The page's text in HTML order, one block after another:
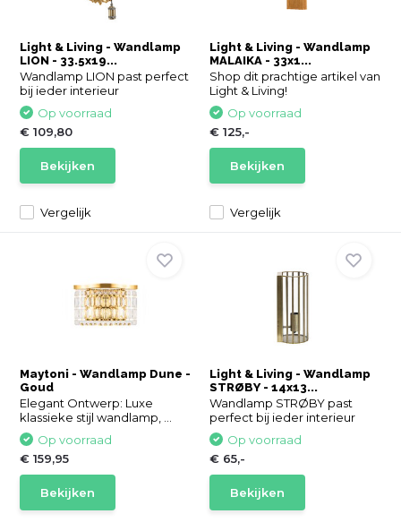
Light & Living - Wandlamp
LION - 33.5x19...
Wandlamp LION past perfect
bij ieder interieur
Vergelijk
Op voorraad
€ 109,80
Bekijken
Light & Living - Wandlamp
MALAIKA - 33x1...
Shop dit prachtige artikel van
Light & Living!
Vergelijk
Op voorraad
€ 125,-
Bekijken
Maytoni - Wandlamp Dune -
Goud
Elegant Ontwerp: Luxe
klassieke stijl wandlamp, ...
Op voorraad
€ 159,95
Bekijken
Light & Living - Wandlamp
STRØBY - 14x13...
Wandlamp STRØBY past
perfect bij ieder interieur
Op voorraad
€ 65,-
Bekijken